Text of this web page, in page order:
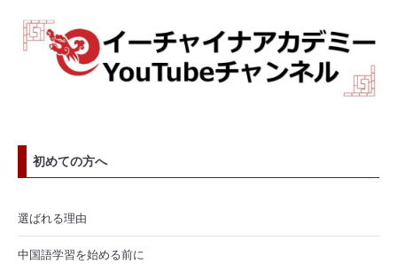
初めての方へ
選ばれる理由
中国語学習を始める前に